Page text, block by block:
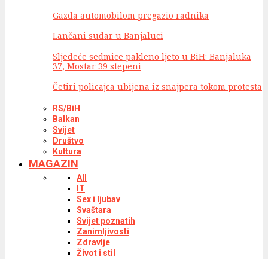
Gazda automobilom pregazio radnika
Lančani sudar u Banjaluci
Sljedeće sedmice pakleno ljeto u BiH: Banjaluka
37, Mostar 39 stepeni
Četiri policajca ubijena iz snajpera tokom protesta
RS/BiH
Balkan
Svijet
Društvo
Kultura
MAGAZIN
All
IT
Sex i ljubav
Svaštara
Svijet poznatih
Zanimljivosti
Zdravlje
Život i stil